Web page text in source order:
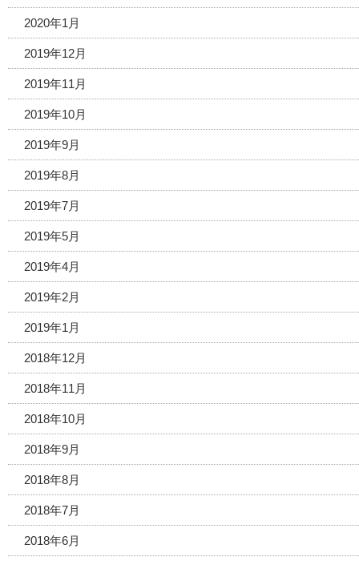
2020年1月
2019年12月
2019年11月
2019年10月
2019年9月
2019年8月
2019年7月
2019年5月
2019年4月
2019年2月
2019年1月
2018年12月
2018年11月
2018年10月
2018年9月
2018年8月
2018年7月
2018年6月